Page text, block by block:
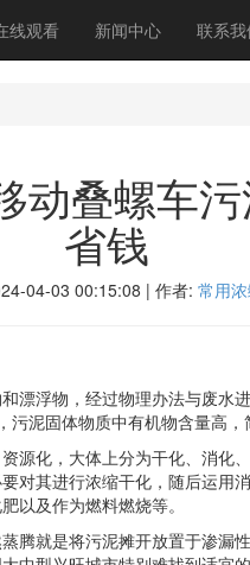
线观看 新闻中心 联系我
动叠螺车
省钱
04-03 00:15:08 | 作者:常用
浮物，经过物理办法与废水
泥固体物质中有机物含量高，
化，大体上分为干化、消化
对其进行浓缩干化，随后运用
以及作为燃料燃烧等。
就是将污泥摊开放置于渗漏